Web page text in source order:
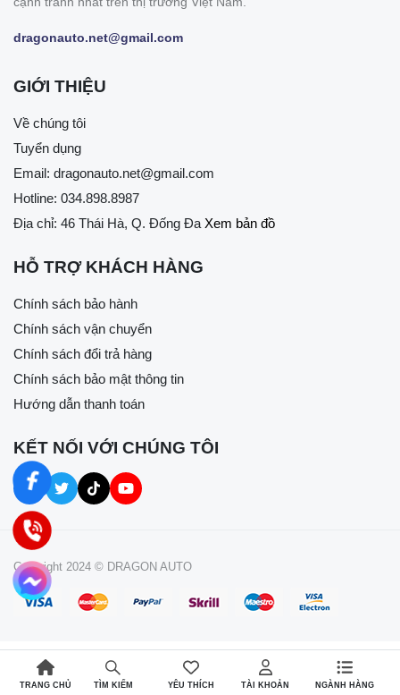
dragonauto.net@gmail.com
GIỚI THIỆU
Về chúng tôi
Tuyển dụng
Email: dragonauto.net@gmail.com
Hotline: 034.898.8987
Địa chỉ: 46 Thái Hà, Q. Đống Đa Xem bản đồ
HỖ TRỢ KHÁCH HÀNG
Chính sách bảo hành
Chính sách vận chuyển
Chính sách đổi trả hàng
Chính sách bảo mật thông tin
Hướng dẫn thanh toán
KẾT NỐI VỚI CHÚNG TÔI
Copyright 2024 © DRAGON AUTO
TRANG CHỦ TÌM KIẾM YÊU THÍCH TÀI KHOẢN NGÀNH HÀNG